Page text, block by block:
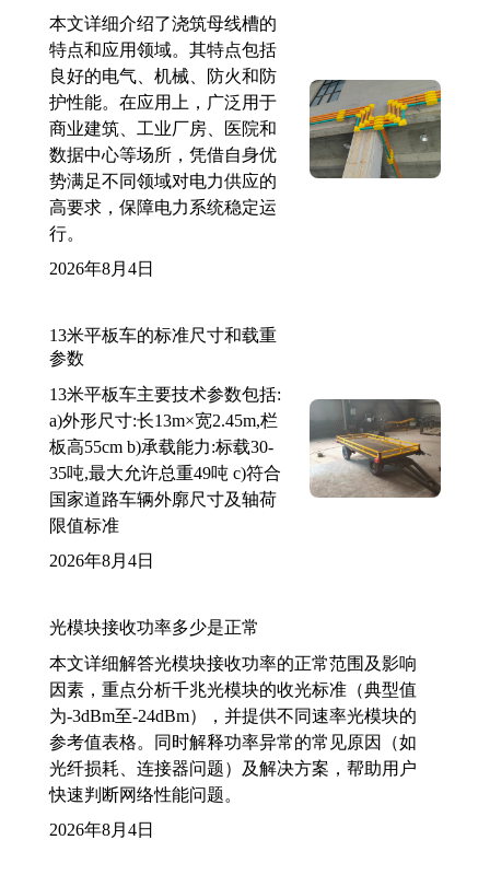
本文详细介绍了浇筑母线槽的
特点和应用领域。其特点包括
良好的电气、机械、防火和防
护性能。在应用上，广泛用于
商业建筑、工业厂房、医院和
数据中心等场所，凭借自身优
势满足不同领域对电力供应的
高要求，保障电力系统稳定运
行。
2026年8月4日
13米平板车的标准尺寸和载重
参数
13米平板车主要技术参数包括:
a)外形尺寸:长13m×宽2.45m,栏
板高55cm b)承载能力:标载30-
35吨,最大允许总重49吨 c)符合
国家道路车辆外廓尺寸及轴荷
限值标准
2026年8月4日
光模块接收功率多少是正常
本文详细解答光模块接收功率的正常范围及影响
因素，重点分析千兆光模块的收光标准（典型值
为-3dBm至-24dBm），并提供不同速率光模块的
参考值表格。同时解释功率异常的常见原因（如
光纤损耗、连接器问题）及解决方案，帮助用户
快速判断网络性能问题。
2026年8月4日